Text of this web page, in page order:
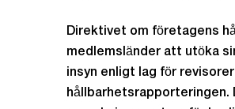
Direktivet om företagens
medlemsländer att utöka
insyn enligt lag för